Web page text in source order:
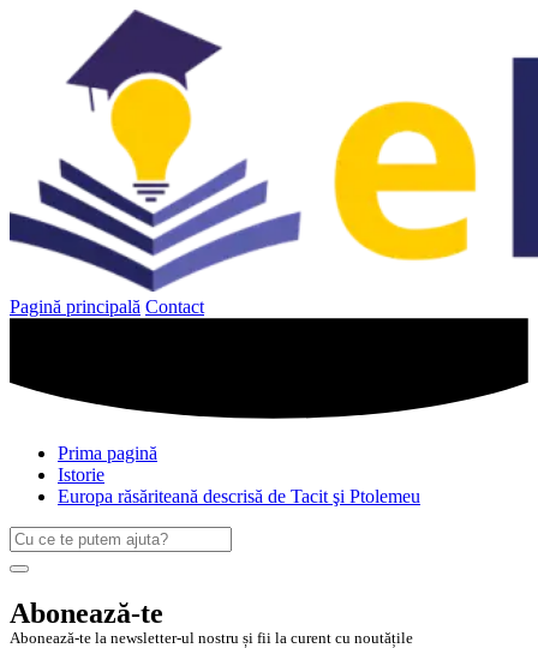
Pagină principală Contact
Prima pagină
Istorie
Europa răsăriteană descrisă de Tacit şi Ptolemeu
Caută
după:
Search
Abonează-te
Abonează-te la newsletter-ul nostru și fii la curent cu noutățile